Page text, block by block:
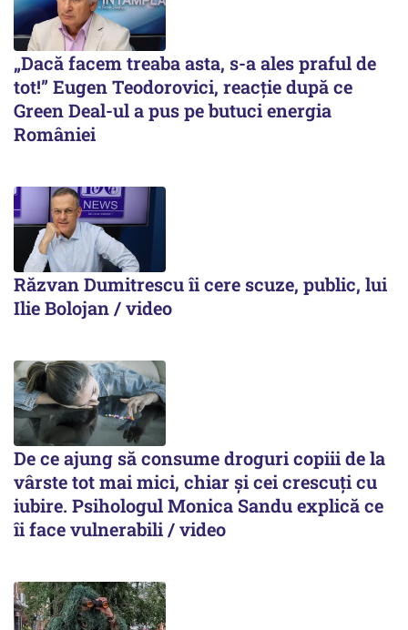
„Dacă facem treaba asta, s-a ales praful de
tot!” Eugen Teodorovici, reacție după ce
Green Deal-ul a pus pe butuci energia
României
Răzvan Dumitrescu îi cere scuze, public, lui
Ilie Bolojan / video
De ce ajung să consume droguri copiii de la
vârste tot mai mici, chiar și cei crescuți cu
iubire. Psihologul Monica Sandu explică ce
îi face vulnerabili / video